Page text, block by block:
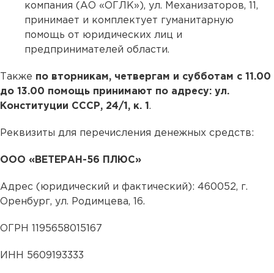
компания (АО «ОГЛК»), ул. Механизаторов, 11,
принимает и комплектует гуманитарную
помощь от юридических лиц и
предпринимателей области.
Также по вторникам, четвергам и субботам с 11.00
до 13.00 помощь принимают по адресу: ул.
Конституции СССР, 24/1, к. 1 .
Реквизиты для перечисления денежных средств:
ООО «ВЕТЕРАН-56 ПЛЮС»
Адрес (юридический и фактический): 460052, г.
Оренбург, ул. Родимцева, 16.
ОГРН 1195658015167
ИНН 5609193333